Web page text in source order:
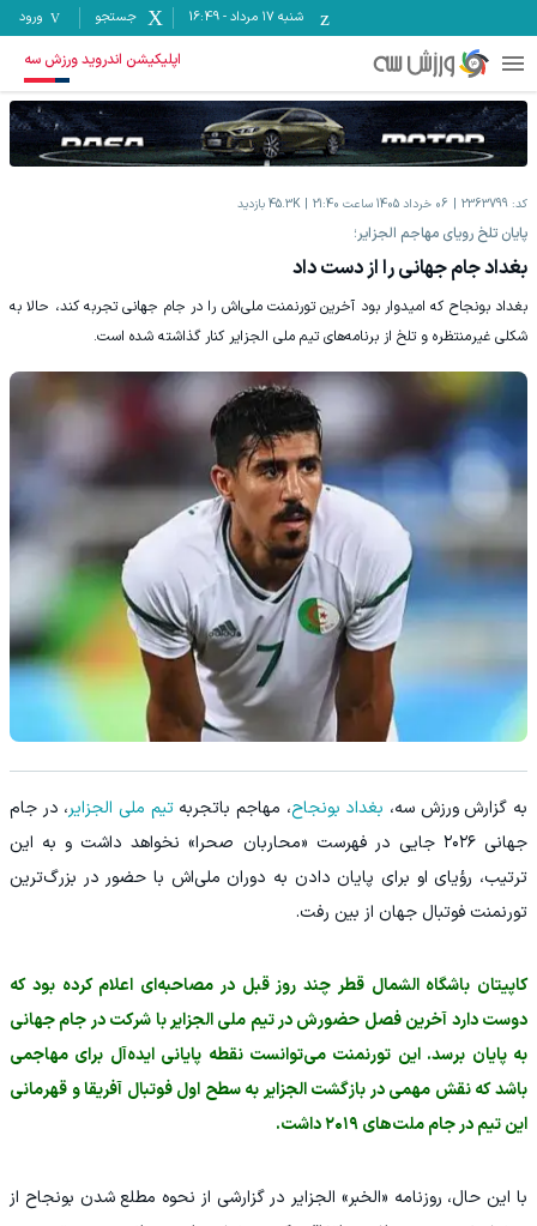
شنبه ۱۷ مرداد -
16:49 جستجو ورود
اپلیکیشن اندروید ورزش سه
کد: 2363799 06 خرداد 1405 ساعت 21:40 45.3K بازدید
پایان تلخ رویای مهاجم الجزایر؛
بغداد جام جهانی را از دست داد
بغداد بونجاح که امیدوار بود آخرین تورنمنت ملی‌اش را در جام جهانی تجربه کند، حالا به
شکلی غیرمنتظره و تلخ از برنامه‌های تیم ملی الجزایر کنار گذاشته شده است.
به گزارش ورزش سه، بغداد بونجاح، مهاجم باتجربهتیم ملی الجزایر، در جام
جهانی ۲۰۲۶ جایی در فهرست «محاربان صحرا» نخواهد داشت و به این
ترتیب، رؤیای او برای پایان دادن به دوران ملی‌اش با حضور در بزرگ‌ترین
تورنمنت فوتبال جهان از بین رفت.
کاپیتان باشگاه الشمال قطر چند روز قبل در مصاحبه‌ای اعلام کرده بود که
دوست دارد آخرین فصل حضورش در تیم ملی الجزایر با شرکت در جام جهانی
به پایان برسد. این تورنمنت می‌توانست نقطه پایانی ایده‌آل برای مهاجمی
باشد که نقش مهمی در بازگشت الجزایر به سطح اول فوتبال آفریقا و قهرمانی
این تیم در جام ملت‌های ۲۰۱۹ داشت.
با این حال، روزنامه «الخبر» الجزایر در گزارشی از نحوه مطلع شدن بونجاح از